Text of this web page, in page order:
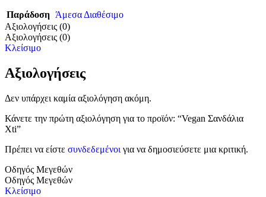
Παράδοση Άμεσα Διαθέσιμο
Αξιολογήσεις (0)
Αξιολογήσεις (0)
Κλείσιμο
Αξιολογήσεις
Δεν υπάρχει καμία αξιολόγηση ακόμη.
Κάνετε την πρώτη αξιολόγηση για το προϊόν: “Vegan Σανδάλια
Xti”
Πρέπει να είστε συνδεδεμένοι για να δημοσιεύσετε μια κριτική.
Οδηγός Μεγεθών
Οδηγός Μεγεθών
Κλείσιμο